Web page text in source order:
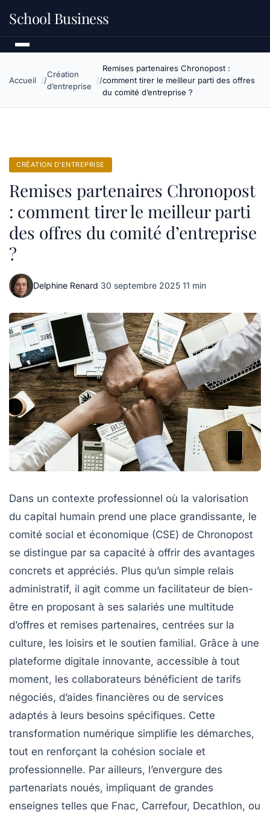
School Business
Accueil
Création
d’entreprise
Remises partenaires Chronopost :
comment tirer le meilleur parti des offres
du comité d’entreprise ?
CRÉATION D’ENTREPRISE
Remises partenaires Chronopost
: comment tirer le meilleur parti
des offres du comité d’entreprise
?
Delphine Renard·30 septembre 2025·11 min
Dans un contexte professionnel où la valorisation
du capital humain prend une place grandissante, le
comité social et économique (CSE) de Chronopost
se distingue par sa capacité à offrir des avantages
concrets et appréciés. Plus qu’un simple relais
administratif, il agit comme un facilitateur de bien-
être en proposant à ses salariés une multitude
d’offres et remises partenaires, centrées sur la
culture, les loisirs et le soutien familial. Grâce à une
plateforme digitale innovante, accessible à tout
moment, les collaborateurs bénéficient de tarifs
négociés, d’aides financières ou de services
adaptés à leurs besoins spécifiques. Cette
transformation numérique simplifie les démarches,
tout en renforçant la cohésion sociale et
professionnelle. Par ailleurs, l’envergure des
partenariats noués, impliquant de grandes
enseignes telles que Fnac, Carrefour, Decathlon, ou